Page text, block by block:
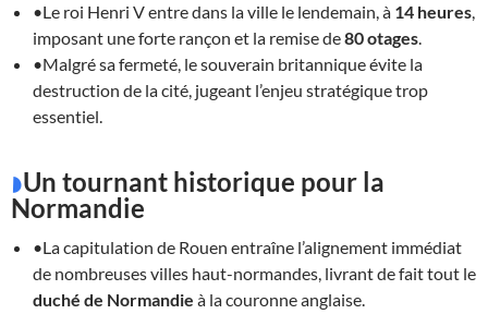
•Le roi Henri V entre dans la ville le lendemain, à 14 heures,
imposant une forte rançon et la remise de80 otages.
•Malgré sa fermeté, le souverain britannique évite la
destruction de la cité, jugeant l’enjeu stratégique trop
essentiel.
Un tournant historique pour la
Normandie
•La capitulation de Rouen entraîne l’alignement immédiat
de nombreuses villes haut-normandes, livrant de fait tout le
duché de Normandie à la couronne anglaise.